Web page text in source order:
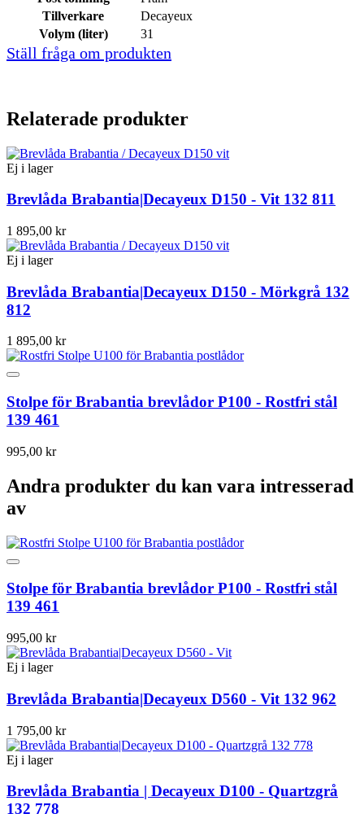
Tillverkare
Decayeux
Volym (liter)
31
Ställ fråga om produkten
Relaterade produkter
Ej i lager
Brevlåda Brabantia|Decayeux D150 - Vit 132 811
1 895,00 kr
Ej i lager
Brevlåda Brabantia|Decayeux D150 - Mörkgrå 132
812
1 895,00 kr
Stolpe för Brabantia brevlådor P100 - Rostfri stål
139 461
995,00 kr
Andra produkter du kan vara intresserad
av
Stolpe för Brabantia brevlådor P100 - Rostfri stål
139 461
995,00 kr
Ej i lager
Brevlåda Brabantia|Decayeux D560 - Vit 132 962
1 795,00 kr
Ej i lager
Brevlåda Brabantia | Decayeux D100 - Quartzgrå
132 778